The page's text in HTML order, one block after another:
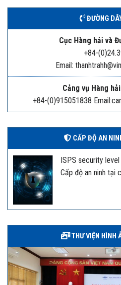
ĐƯỜNG
Cục Hàng hải và
+84-
Email:
Cảng vụ Hàng
+84-(0)915051838
CẤP ĐỘ AN
ISPS security
Cấp độ an ninh tại
THƯ VIỆN HÌNH